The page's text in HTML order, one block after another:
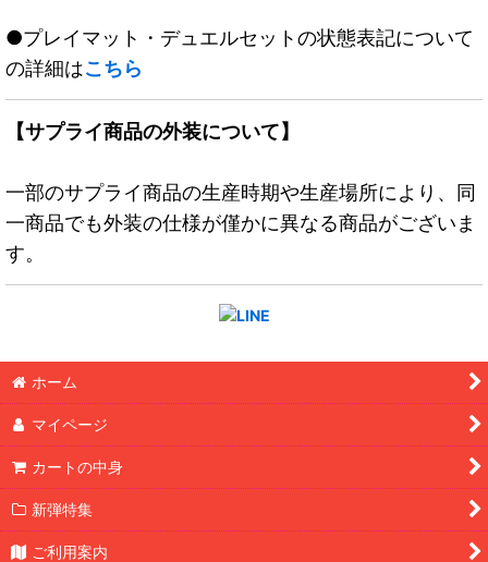
●プレイマット・デュエルセットの状態表記について
の詳細はこちら
【サプライ商品の外装について】
一部のサプライ商品の生産時期や生産場所により、同
一商品でも外装の仕様が僅かに異なる商品がございま
す。
ホーム
マイページ
カートの中身
新弾特集
ご利用案内